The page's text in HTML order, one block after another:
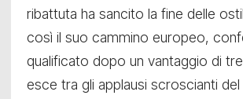
ribattuta ha sancito la fine delle
così il suo cammino europeo,
qualificato dopo un vantaggio di
esce tra gli applausi scroscianti